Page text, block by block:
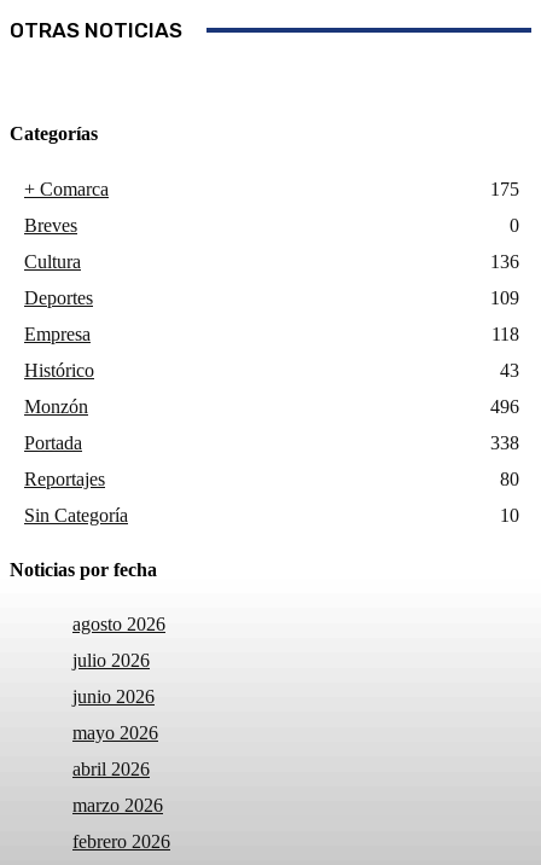
OTRAS NOTICIAS
Categorías
+ Comarca
175
Breves
0
Cultura
136
Deportes
109
Empresa
118
Histórico
43
Monzón
496
Portada
338
Reportajes
80
Sin Categoría
10
Noticias por fecha
agosto 2026
julio 2026
junio 2026
mayo 2026
abril 2026
marzo 2026
febrero 2026